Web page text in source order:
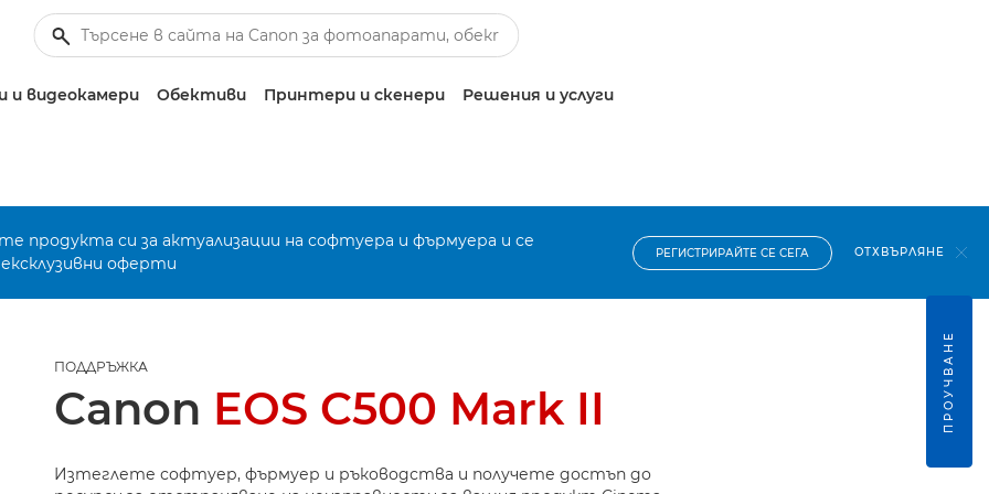
видеокамери Обективи Принтери и скенери Решения и услуги
продукта си за актуализации на софтуера и фърмуера и се
оферти
РЕГИСТРИРАЙТЕ СЕ СЕГА ОТХВЪРЛЯНЕ
ПОДДРЪЖКА
Canon EOS C500 Mark II
Изтеглете софтуер, фърмуер и ръководства и получете достъп до
ПРОУЧВАНЕ